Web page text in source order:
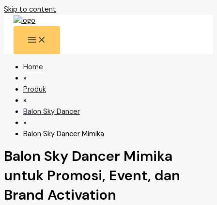
Skip to content
Home
»
Produk
»
Balon Sky Dancer
»
Balon Sky Dancer Mimika
Balon Sky Dancer Mimika
untuk Promosi, Event, dan
Brand Activation